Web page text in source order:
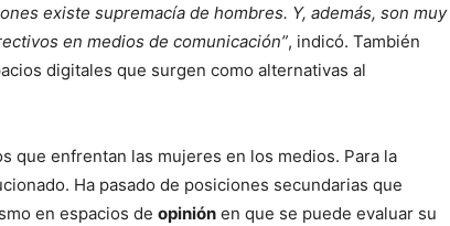
existe supremacía de hombres. Y, además, son muy
en medios de comunicación”, indicó. También
digitales que surgen como alternativas al
que enfrentan las mujeres en los medios. Para la
Ha pasado de posiciones secundarias que
en espacios de opinión en que se puede evaluar su